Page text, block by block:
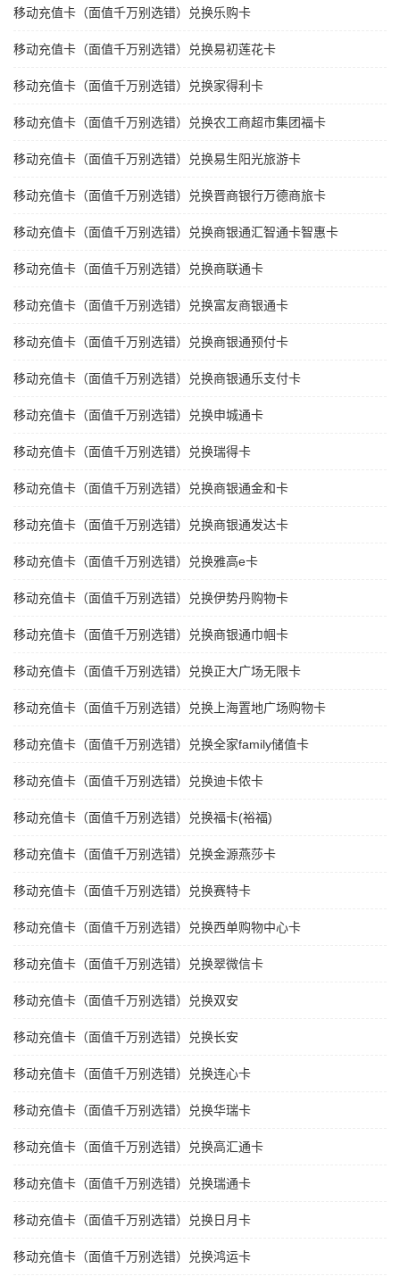
移动充值卡（面值千万别选错）兑换乐购卡
移动充值卡（面值千万别选错）兑换易初莲花卡
移动充值卡（面值千万别选错）兑换家得利卡
移动充值卡（面值千万别选错）兑换农工商超市集团福卡
移动充值卡（面值千万别选错）兑换易生阳光旅游卡
移动充值卡（面值千万别选错）兑换晋商银行万德商旅卡
移动充值卡（面值千万别选错）兑换商银通汇智通卡智惠卡
移动充值卡（面值千万别选错）兑换商联通卡
移动充值卡（面值千万别选错）兑换富友商银通卡
移动充值卡（面值千万别选错）兑换商银通预付卡
移动充值卡（面值千万别选错）兑换商银通乐支付卡
移动充值卡（面值千万别选错）兑换申城通卡
移动充值卡（面值千万别选错）兑换瑞得卡
移动充值卡（面值千万别选错）兑换商银通金和卡
移动充值卡（面值千万别选错）兑换商银通发达卡
移动充值卡（面值千万别选错）兑换雅高e卡
移动充值卡（面值千万别选错）兑换伊势丹购物卡
移动充值卡（面值千万别选错）兑换商银通巾帼卡
移动充值卡（面值千万别选错）兑换正大广场无限卡
移动充值卡（面值千万别选错）兑换上海置地广场购物卡
移动充值卡（面值千万别选错）兑换全家family储值卡
移动充值卡（面值千万别选错）兑换迪卡侬卡
移动充值卡（面值千万别选错）兑换福卡(裕福)
移动充值卡（面值千万别选错）兑换金源燕莎卡
移动充值卡（面值千万别选错）兑换赛特卡
移动充值卡（面值千万别选错）兑换西单购物中心卡
移动充值卡（面值千万别选错）兑换翠微信卡
移动充值卡（面值千万别选错）兑换双安
移动充值卡（面值千万别选错）兑换长安
移动充值卡（面值千万别选错）兑换连心卡
移动充值卡（面值千万别选错）兑换华瑞卡
移动充值卡（面值千万别选错）兑换高汇通卡
移动充值卡（面值千万别选错）兑换瑞通卡
移动充值卡（面值千万别选错）兑换日月卡
移动充值卡（面值千万别选错）兑换鸿运卡